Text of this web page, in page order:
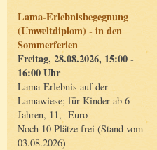
Lama-Erlebnisbegegnung
(Umweltdiplom) - in den
Sommerferien
Freitag, 28.08.2026, 15:00 -
16:00 Uhr
Lama-Erlebnis auf der
Lamawiese; für Kinder ab 6
Jahren, 11,- Euro
Noch 10 Plätze frei (Stand vom
03.08.2026)